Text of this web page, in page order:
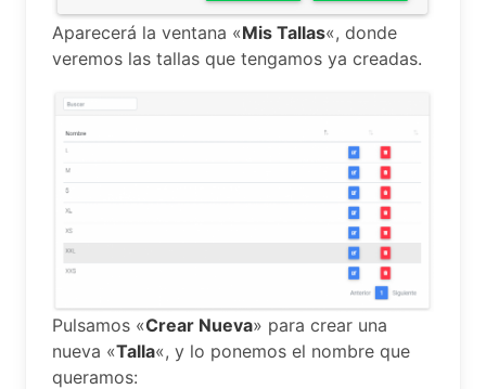
Aparecerá la ventana «Mis Tallas«, donde
veremos las tallas que tengamos ya creadas.
Pulsamos «Crear Nueva» para crear una
nueva «Talla«, y lo ponemos el nombre que
queramos: